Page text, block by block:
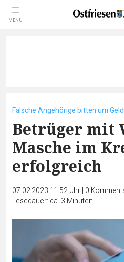
MENÜ
Falsche Angehörige bitten um Geld
Betrüger mit
Masche im
erfolgreich
07.02.2023 11:52 Uhr| 0
Lesedauer: ca. 3 Minuten